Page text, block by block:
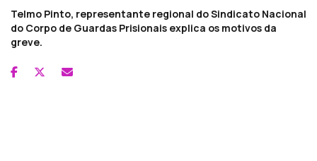
Telmo Pinto, representante regional do Sindicato Nacional
do Corpo de Guardas Prisionais explica os motivos da
greve.